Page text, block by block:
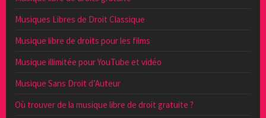
Musiques Libres de Droit Classique
Musique libre de droits pour les films
Musique illimitée pour YouTube et vidéo
Musique Sans Droit d’Auteur
Où trouver de la musique libre de droit gratuite ?